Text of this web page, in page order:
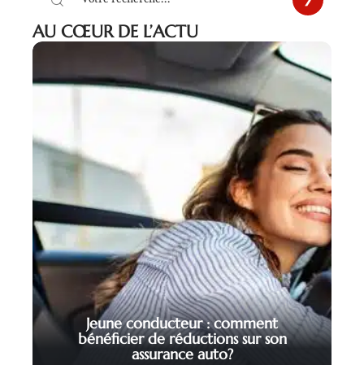
AU CŒUR DE L’ACTU
Jeune conducteur : comment
bénéficier de réductions sur son
assurance auto?